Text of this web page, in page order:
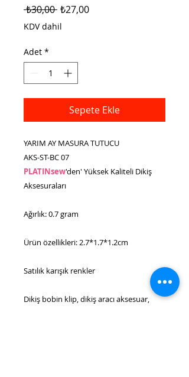
₺30,00 Normal
Fiyat
₺27,00İndirimli
KDV dahil
Adet *
Sepete Ekle
YARIM AY MASURA TUTUCU
AKS-ST-BC 07
PLATINsew'den' Yüksek Kaliteli Dikiş
Aksesuraları
Ağırlık: 0.7 gram
Ürün özellikleri: 2.7*1.7*1.2cm
Satılık karışık renkler
Dikiş bobin klip, dikiş aracı aksesuar,